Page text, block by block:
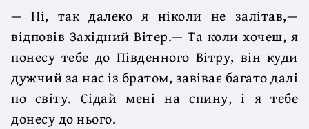
— Ні, так далеко я ніколи не залітав,—
відповів Західний Вітер.— Та коли хочеш, я
понесу тебе до Південного Вітру, він куди
дужчий за нас із братом, завіває багато далі
по світу. Сідай мені на спину, і я тебе
донесу до нього.